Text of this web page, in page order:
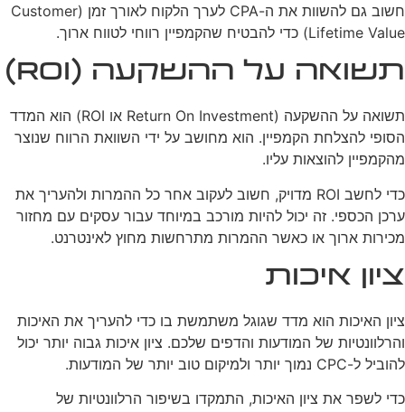
חשוב גם להשוות את ה-CPA לערך הלקוח לאורך זמן (Customer
Lifetime Value) כדי להבטיח שהקמפיין רווחי לטווח ארוך.
תשואה על ההשקעה (ROI)
תשואה על ההשקעה (Return On Investment או ROI) הוא המדד
הסופי להצלחת הקמפיין. הוא מחושב על ידי השוואת הרווח שנוצר
מהקמפיין להוצאות עליו.
כדי לחשב ROI מדויק, חשוב לעקוב אחר כל ההמרות ולהעריך את
ערכן הכספי. זה יכול להיות מורכב במיוחד עבור עסקים עם מחזור
מכירות ארוך או כאשר ההמרות מתרחשות מחוץ לאינטרנט.
ציון איכות
ציון האיכות הוא מדד שגוגל משתמשת בו כדי להעריך את האיכות
והרלוונטיות של המודעות והדפים שלכם. ציון איכות גבוה יותר יכול
להוביל ל-CPC נמוך יותר ולמיקום טוב יותר של המודעות.
כדי לשפר את ציון האיכות, התמקדו בשיפור הרלוונטיות של